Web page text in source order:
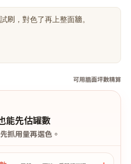
刷，對色了再上整面牆。
可用牆面坪數精算
能先估罐數
抓用量再選色。